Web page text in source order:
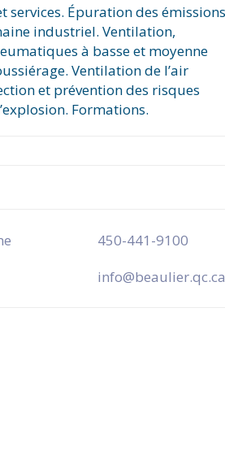
services. Épuration des émissions
industriel. Ventilation,
à basse et moyenne
Ventilation de l’air
et prévention des risques
Formations.
450-441-9100
info@beaulier.qc.ca